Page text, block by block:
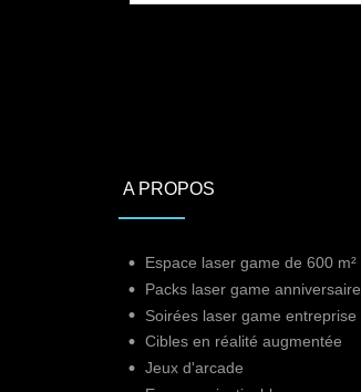
A PROPOS
Espace laser game de 600 m²
Packs laser game anniversaire
Soirées laser game entreprise
Cibles en réalité augmentée
Jeux d'arcade